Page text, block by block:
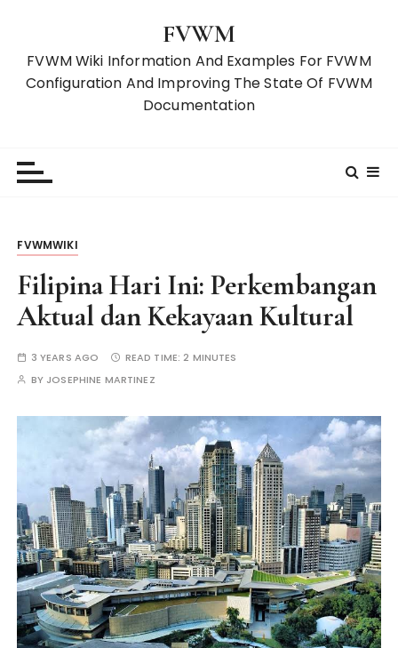
FVWM
FVWM Wiki Information And Examples For FVWM
Configuration And Improving The State Of FVWM
Documentation
FVWMWIKI
Filipina Hari Ini: Perkembangan
Aktual dan Kekayaan Kultural
3 YEARS AGO READ TIME:2 MINUTES
BY JOSEPHINE MARTINEZ